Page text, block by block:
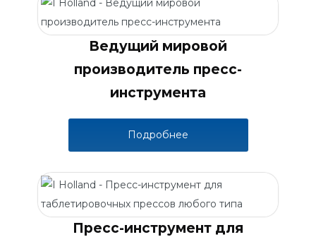
Ведущий мировой
производитель пресс-
инструмента
Подробнее
Пресс-инструмент для